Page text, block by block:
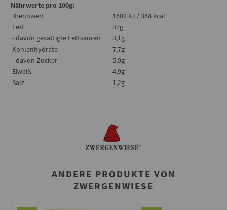
Nährwerte pro 100g:
Brennwert
1602 kJ / 388 kcal
Fett
37g
- davon gesättigte Fettsäuren
3,1g
Kohlenhydrate
7,7g
- davon Zucker
5,9g
Eiweiß
4,9g
Salz
1,2g
ANDERE PRODUKTE VON
ZWERGENWIESE